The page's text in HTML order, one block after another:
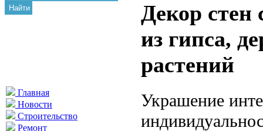
Найти
Главная
Новости
Строительство
Ремонт
Декор стен
из гипса,
растений
Украшение